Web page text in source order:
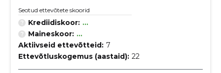
Seotud ettevõtete skoorid
Krediidiskoor: ...
Maineskoor: ...
Aktiivseid ettevõtteid: 7
Ettevõtluskogemus (aastaid): 22